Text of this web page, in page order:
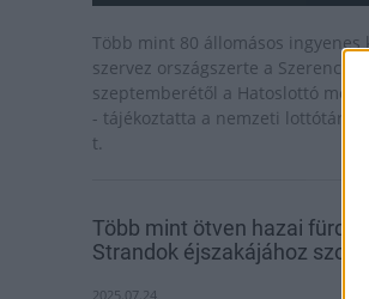
Több mint 80 állomásos ingyenes
szervez országszerte a
szeptemberétől a Hatoslottó
- tájékoztatta a nemzeti
t.
Több mint ötven hazai fürdő
Strandok éjszakájához
2025.07.24